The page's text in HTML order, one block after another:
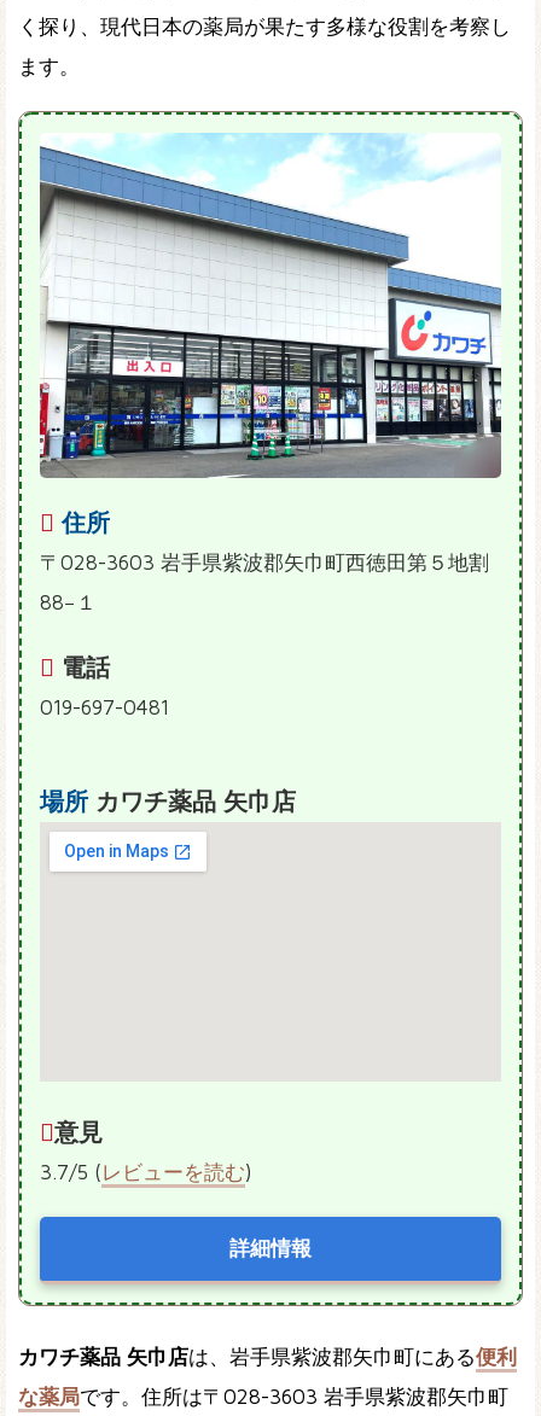
く探り、現代日本の薬局が果たす多様な役割を考察し
ます。
住所
〒028-3603 岩手県紫波郡矢巾町西徳田第５地割
88−１
電話
019-697-0481
場所 カワチ薬品 矢巾店
意見
3.7/5 (レビューを読む)
詳細情報
カワチ薬品 矢巾店は、岩手県紫波郡矢巾町にある便利
な薬局です。住所は〒028-3603 岩手県紫波郡矢巾町